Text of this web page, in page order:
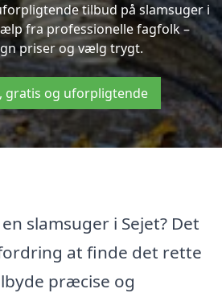
tilbud på slamsuger i
fra professionelle fagfolk –
priser og vælg trygt.
gratis og uforpligtende
slamsuger i Sejet? Det
at finde det rette
præcise og